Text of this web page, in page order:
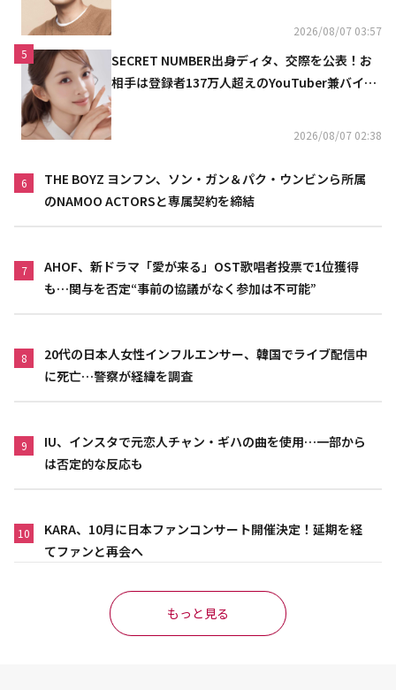
2026/08/07 03:57
5
SECRET NUMBER出身ディタ、交際を公表！お
相手は登録者137万人超えのYouTuber兼バイオ
2026/08/07 02:38
6
THE BOYZ ヨンフン、ソン・ガン＆パク・ウンビンら所属
のNAMOO ACTORSと専属契約を締結
7
AHOF、新ドラマ「愛が来る」OST歌唱者投票で1位獲得
も…関与を否定“事前の協議がなく参加は不可能”
8
20代の日本人女性インフルエンサー、韓国でライブ配信中
に死亡…警察が経緯を調査
9
IU、インスタで元恋人チャン・ギハの曲を使用…一部から
は否定的な反応も
10
KARA、10月に日本ファンコンサート開催決定！延期を経
てファンと再会へ
もっと見る